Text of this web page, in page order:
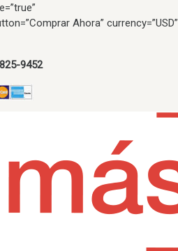
Ahora” currency=”USD”
9452